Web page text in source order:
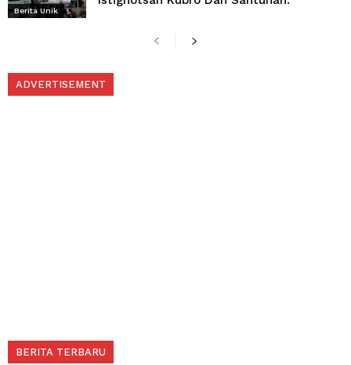
Berita Unik
ADVERTISEMENT
BERITA TERBARU